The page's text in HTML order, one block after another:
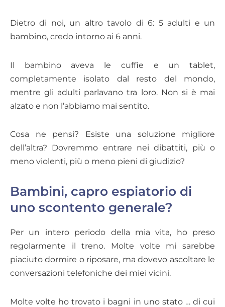
Dietro di noi, un altro tavolo di 6: 5 adulti e un
bambino, credo intorno ai 6 anni.
Il bambino aveva le cuffie e un tablet,
completamente isolato dal resto del mondo,
mentre gli adulti parlavano tra loro. Non si è mai
alzato e non l’abbiamo mai sentito.
Cosa ne pensi? Esiste una soluzione migliore
dell’altra? Dovremmo entrare nei dibattiti, più o
meno violenti, più o meno pieni di giudizio?
Bambini, capro espiatorio di
uno scontento generale?
Per un intero periodo della mia vita, ho preso
regolarmente il treno. Molte volte mi sarebbe
piaciuto dormire o riposare, ma dovevo ascoltare le
conversazioni telefoniche dei miei vicini.
Molte volte ho trovato i bagni in uno stato … di cui